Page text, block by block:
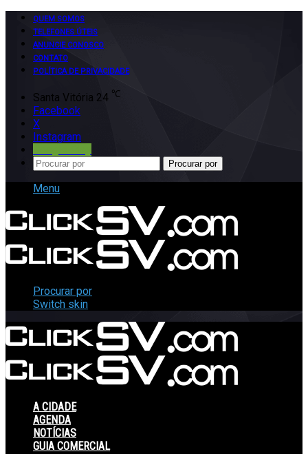
QUEM SOMOS
TELEFONES ÚTEIS
ANUNCIE CONOSCO
CONTATO
POLÍTICA DE PRIVACIDADE
Santa Vitória 24 ℃
Facebook
X
Instagram
Procurar por
Menu
Procurar por
Switch skin
A CIDADE
AGENDA
NOTÍCIAS
GUIA COMERCIAL